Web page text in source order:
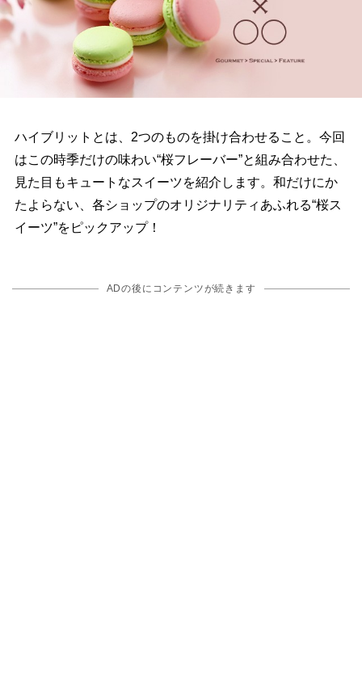
ハイブリットとは、2つのものを掛け合わせること。今回
はこの時季だけの味わい“桜フレーバー”と組み合わせた、
見た目もキュートなスイーツを紹介します。和だけにか
たよらない、各ショップのオリジナリティあふれる“桜ス
イーツ”をピックアップ！
ADの後にコンテンツが続きます